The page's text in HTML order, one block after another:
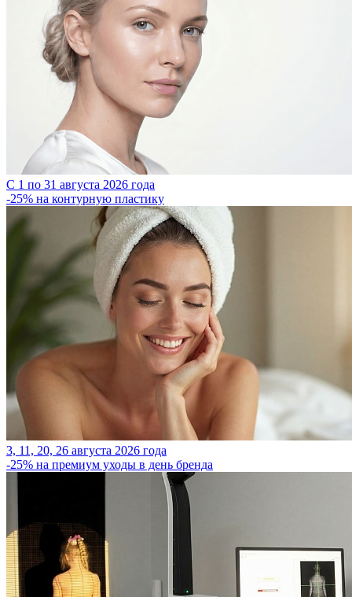
С 1 по 31 августа 2026 года
-25% на контурную пластику
3, 11, 20, 26 августа 2026 года
-25% на премиум уходы в день бренда